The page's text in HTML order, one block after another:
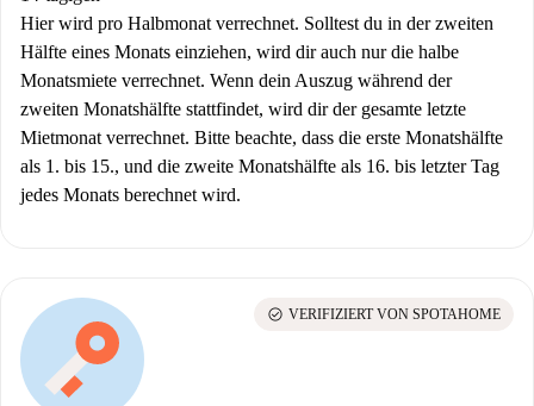
Hier wird pro Halbmonat verrechnet. Solltest du in der zweiten
Hälfte eines Monats einziehen, wird dir auch nur die halbe
Monatsmiete verrechnet. Wenn dein Auszug während der
zweiten Monatshälfte stattfindet, wird dir der gesamte letzte
Mietmonat verrechnet. Bitte beachte, dass die erste Monatshälfte
als 1. bis 15., und die zweite Monatshälfte als 16. bis letzter Tag
jedes Monats berechnet wird.
check_circle VERIFIZIERT VON SPOTAHOME